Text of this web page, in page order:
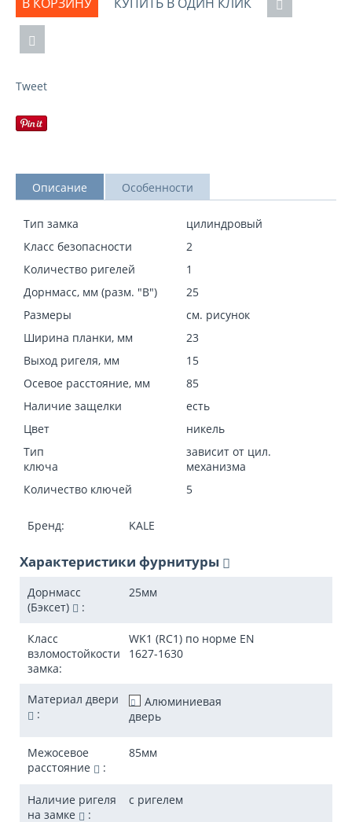
Tweet
Описание Особенности
Тип замка
цилиндровый
Класс безопасности
2
Количество ригелей
1
Дорнмасс, мм (разм. "В")
25
Размеры
см. рисунок
Ширина планки, мм
23
Выход ригеля, мм
15
Осевое расстояние, мм
85
Наличие защелки
есть
Цвет
никель
Тип
ключа
зависит от цил.
механизма
Количество ключей
5
Бренд: KALE
Характеристики фурнитуры
Дорнмасс
(Бэксет)
:
25мм
Класс
взломостойкости
замка:
WK1 (RC1) по норме EN
1627-1630
Материал двери
:
Алюминиевая
дверь
Межосевое
расстояние
:
85мм
Наличие ригеля
на замке
:
с ригелем